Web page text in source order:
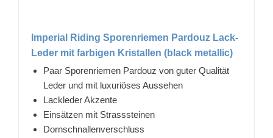
Imperial Riding Sporenriemen Pardouz Lack-
Leder mit farbigen Kristallen (black metallic)
Paar Sporenriemen Pardouz von guter Qualität
Leder und mit luxuriöses Aussehen
Lackleder Akzente
Einsätzen mit Strasssteinen
Dornschnallenverschluss